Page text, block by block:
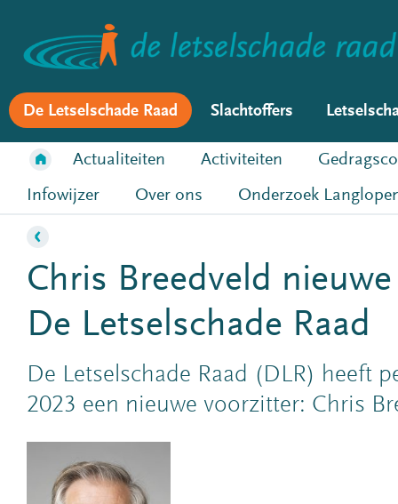
De Letselschade Raad Slachtoffers
Actualiteiten Activiteiten
Infowijzer
Over ons Onderzoek
Chris Breedveld
De Letselschade Raad
De Letselschade Raad (DLR) heeft
2023 een nieuwe voorzitter: Chris